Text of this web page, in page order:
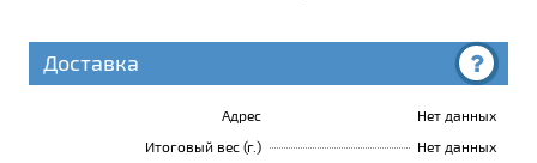
Доставка
Адрес
Нет данных
Итоговый вес (г.)
Нет данных